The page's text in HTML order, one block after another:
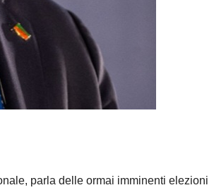
parla delle ormai imminenti elezioni